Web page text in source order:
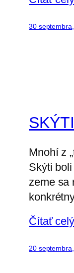
30
SKÝTI
Mnohí z
Skýti
zeme sa
Čítať
20